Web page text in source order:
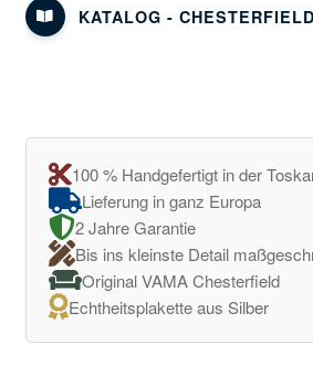
KATALOG -
100 % Handgefertigt in der
Lieferung in ganz Europa
2 Jahre Garantie
Bis ins kleinste Detail
Original VAMA Chesterfield
Echtheitsplakette aus Silber